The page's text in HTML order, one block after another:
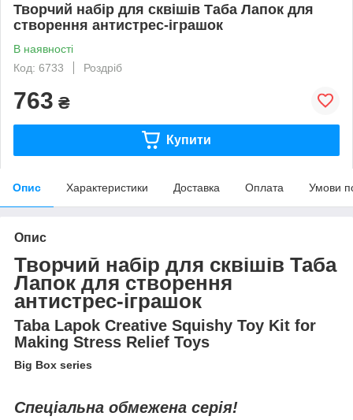
Творчий набір для сквішів Таба Лапок для
створення антистрес-іграшок
В наявності
Код: 6733
Роздріб
763 ₴
Купити
Опис Характеристики Доставка Оплата Умови
Опис
Творчий набір для сквішів Таба
Лапок для створення
антистрес-іграшок
Taba Lapok Creative Squishy Toy Kit for
Making Stress Relief Toys
Big Box series
Спеціальна обмежена серія!